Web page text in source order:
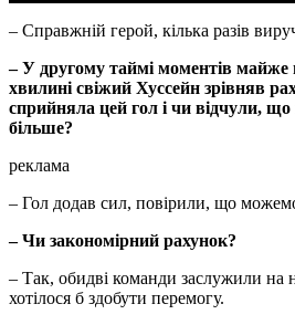
– Справжній герой, кілька разів
– У другому таймі моментів майже
хвилині свіжий Хуссейн зрівняв
сприйняла цей гол і чи відчули,
більше?
реклама
– Гол додав сил, повірили, що
– Чи закономірний рахунок?
– Так, обидві команди заслужили на
хотілося б здобути перемогу.